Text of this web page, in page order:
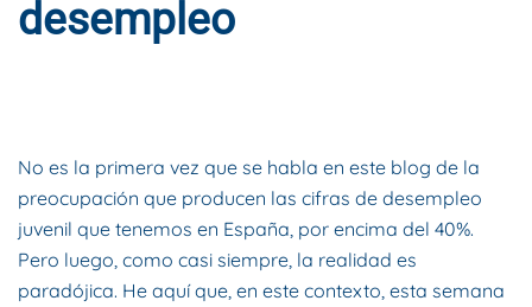
desempleo
No es la primera vez que se habla en este blog de la
preocupación que producen las cifras de desempleo
juvenil que tenemos en España, por encima del 40%.
Pero luego, como casi siempre, la realidad es
paradójica. He aquí que, en este contexto, esta semana